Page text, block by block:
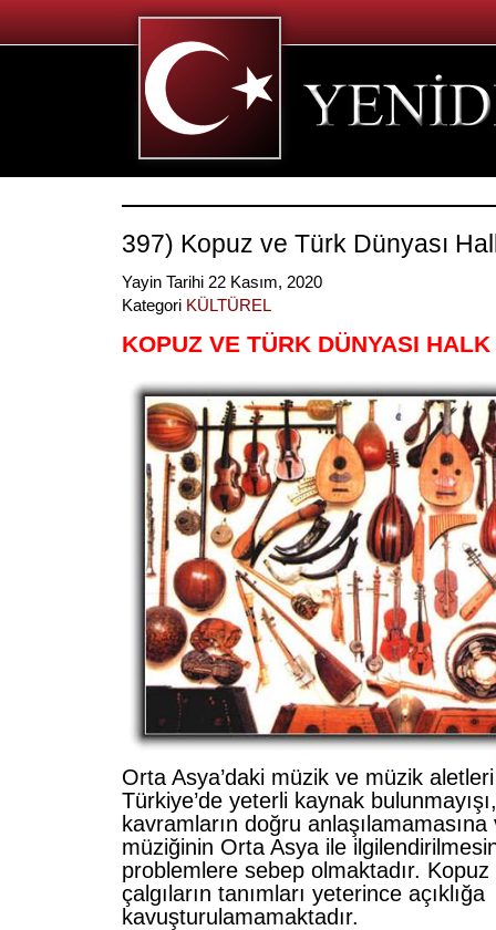
397) Kopuz ve Türk Dünyası
Yayin Tarihi 22 Kasım, 2020
Kategori KÜLTÜREL
KOPUZ VE TÜRK DÜNYASI
Orta Asya’daki müzik ve müzik
Türkiye’de yeterli kaynak
kavramların doğru
müziğinin Orta Asya ile
problemlere sebep olmaktadır. Kopuz
çalgıların tanımları yeterince açıklığa
kavuşturulamamaktadır.